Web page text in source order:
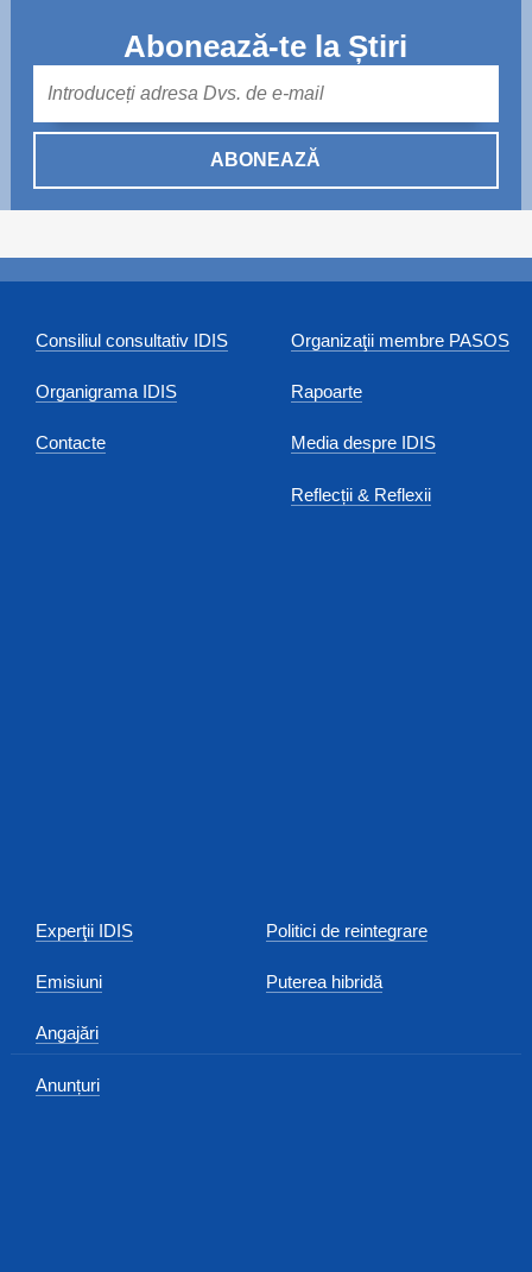
Abonează-te la Știri
ABONEAZĂ
Consiliul consultativ IDIS
Organigrama IDIS
Contacte
Organizaţii membre PASOS
Rapoarte
Media despre IDIS
Reflecții & Reflexii
Experţii IDIS
Emisiuni
Angajări
Anunțuri
Politici de reintegrare
Puterea hibridă